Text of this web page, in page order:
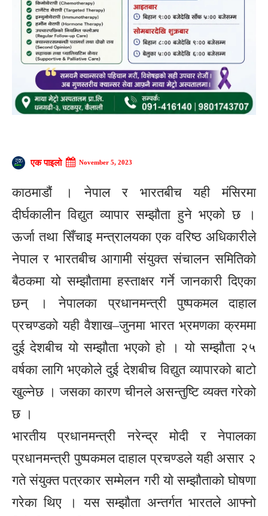
एक पाइलो November 5, 2023
काठमाडौं । नेपाल र भारतबीच यही मंसिरमा
दीर्घकालीन विद्युत व्यापार सम्झौता हुने भएको छ ।
ऊर्जा तथा सिँचाइ मन्त्रालयका एक वरिष्ठ अधिकारीले
नेपाल र भारतबीच आगामी संयुक्त संचालन समितिको
बैठकमा यो सम्झौतामा हस्ताक्षर गर्ने जानकारी दिएका
छन् । नेपालका प्रधानमन्त्री पुष्पकमल दाहाल
प्रचण्डको यही वैशाख–जुनमा भारत भ्रमणका क्रममा
दुई देशबीच यो सम्झौता भएको हो । यो सम्झौता २५
वर्षका लागि भएकोले दुई देशबीच विद्युत व्यापारको बाटो
खुल्नेछ । जसका कारण चीनले असन्तुष्टि व्यक्त गरेको
छ ।
भारतीय प्रधानमन्त्री नरेन्द्र मोदी र नेपालका
प्रधानमन्त्री पुष्पकमल दाहाल प्रचण्डले यही असार २
गते संयुक्त पत्रकार सम्मेलन गरी यो सम्झौताको घोषणा
गरेका थिए । यस सम्झौता अन्तर्गत भारतले आफ्नो